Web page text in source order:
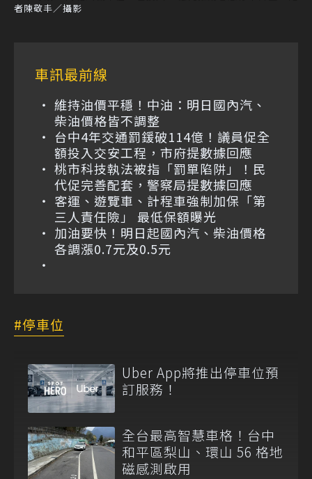
者陳敬丰／攝影
車訊最前線
維持油價平穩！中油：明日國內汽、
柴油價格皆不調整
台中4年交通罰鍰破114億！議員促全
額投入交安工程，市府提數據回應
桃市科技執法被指「罰單陷阱」！民
代促完善配套，警察局提數據回應
客運、遊覽車、計程車強制加保「第
三人責任險」 最低保額曝光
加油要快！明日起國內汽、柴油價格
各調漲0.7元及0.5元
停車位
Uber App將推出停車位預
訂服務！
全台最高智慧車格！台中
和平區梨山、環山 56 格地
磁感測啟用